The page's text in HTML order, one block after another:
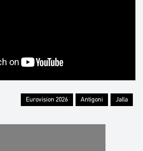
Eurovision 2026 Antigoni Jalla